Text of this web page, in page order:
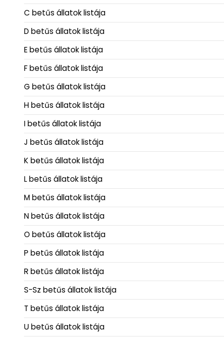
C betűs állatok listája
D betűs állatok listája
E betűs állatok listája
F betűs állatok listája
G betűs állatok listája
H betűs állatok listája
I betűs állatok listája
J betűs állatok listája
K betűs állatok listája
L betűs állatok listája
M betűs állatok listája
N betűs állatok listája
O betűs állatok listája
P betűs állatok listája
R betűs állatok listája
S-Sz betűs állatok listája
T betűs állatok listája
U betűs állatok listája